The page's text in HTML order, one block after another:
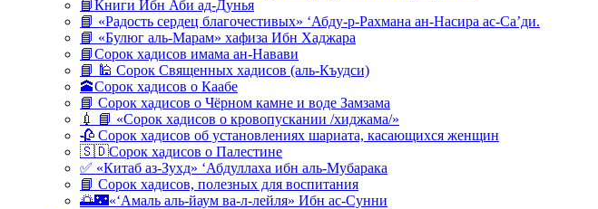
📘Книги Ибн Аби ад-Дунья
📘 «Радость сердец благочестивых» ‘Абду-р-Рахмана ан-Насира ас-Са’ди.
📘 «Булюг аль-Марам» хафиза Ибн Хаджара
📘Сорок хадисов имама ан-Навави
📘 🕌 Сорок Священных хадисов (аль-Къудси)
🕋Сорок хадисов о Каабе
📘 Сорок хадисов о Чёрном камне и воде Замзама
💉 📘 «Сорок хадисов о кровопускании /хиджама/»
🥀 Сорок хадисов об установлениях шариата, касающихся женщин
🇸🇩Сорок хадисов о Палестине
✅ «Китаб аз-Зухд» ‘Абдуллаха ибн аль-Мубарака
📘 Сорок хадисов, полезных для воспитания
🌅🌃«‘Амаль аль-йаум ва-л-лейля» Ибн ас-Сунни